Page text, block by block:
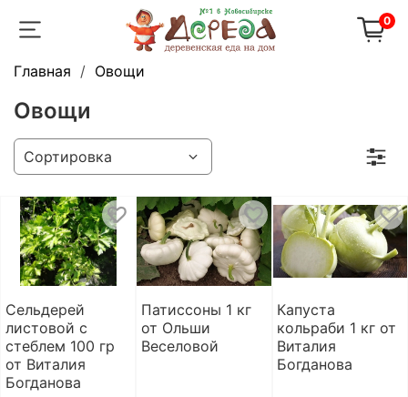
0
Главная Овощи
Овощи
Сельдерей
листовой с
стеблем 100 гр
от Виталия
Богданова
Патиссоны 1 кг
от Ольши
Веселовой
Капуста
кольраби 1 кг от
Виталия
Богданова